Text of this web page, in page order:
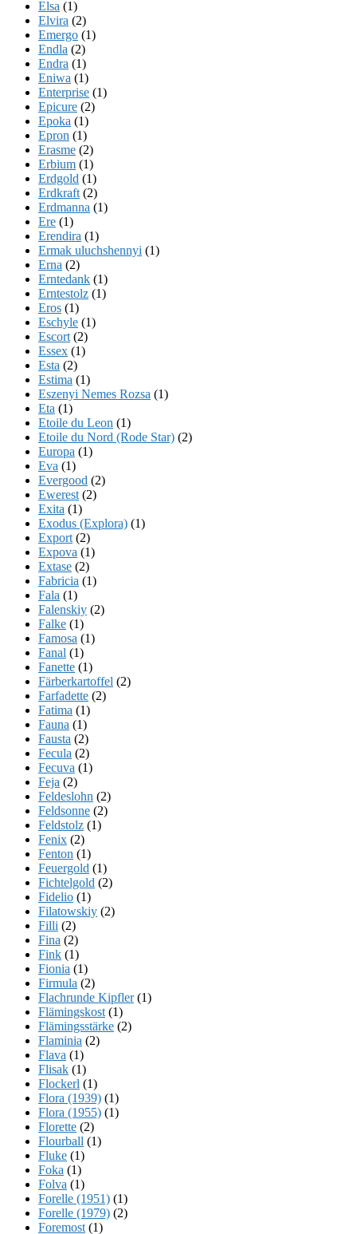
Elsa (1)
Elvira (2)
Emergo (1)
Endla (2)
Endra (1)
Eniwa (1)
Enterprise (1)
Epicure (2)
Epoka (1)
Epron (1)
Erasme (2)
Erbium (1)
Erdgold (1)
Erdkraft (2)
Erdmanna (1)
Ere (1)
Erendira (1)
Ermak uluchshennyi (1)
Erna (2)
Erntedank (1)
Erntestolz (1)
Eros (1)
Eschyle (1)
Escort (2)
Essex (1)
Esta (2)
Estima (1)
Eszenyi Nemes Rozsa (1)
Eta (1)
Etoile du Leon (1)
Etoile du Nord (Rode Star) (2)
Europa (1)
Eva (1)
Evergood (2)
Ewerest (2)
Exita (1)
Exodus (Explora) (1)
Export (2)
Expova (1)
Extase (2)
Fabricia (1)
Fala (1)
Falenskiy (2)
Falke (1)
Famosa (1)
Fanal (1)
Fanette (1)
Färberkartoffel (2)
Farfadette (2)
Fatima (1)
Fauna (1)
Fausta (2)
Fecula (2)
Fecuva (1)
Feja (2)
Feldeslohn (2)
Feldsonne (2)
Feldstolz (1)
Fenix (2)
Fenton (1)
Feuergold (1)
Fichtelgold (2)
Fidelio (1)
Filatowskiy (2)
Filli (2)
Fina (2)
Fink (1)
Fionia (1)
Firmula (2)
Flachrunde Kipfler(1)
Flämingskost (1)
Flämingsstärke (2)
Flaminia (2)
Flava (1)
Flisak (1)
Flockerl (1)
Flora (1939) (1)
Flora (1955) (1)
Florette (2)
Flourball (1)
Fluke (1)
Foka (1)
Folva (1)
Forelle (1951) (1)
Forelle (1979) (2)
Foremost (1)